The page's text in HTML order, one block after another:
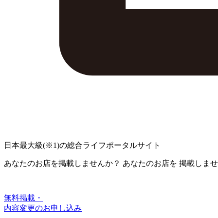
日本最大級(※1)の総合ライフポータルサイト
あなたのお店を掲載しませんか？ あなたのお店を 掲載しま
無料掲載・
内容変更のお申し込み